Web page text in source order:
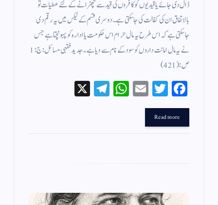
ڈال دی جائے یا قیدیوں کو کافروں کی قید سے چھڑانے کے لئے عطیات تو
بالاتفاق ان کی کفالت کی جا سکتی ہے ۔ دوسری قسم کے ٹیکس میں یہ رقم دی
جاسکتی ہے کہ اس طرح یہ مال حرام اس حکومت یا ادارہ کو پہونچتا ہے جس
نے یہ مال امانت داروں کو سود کے نام سے دیا ہے ۔ جدید فقہی مسائل : ج : 1
ص: (421 )
Fa
ce
bo
ok
T
wi
r
E
m
W
ha
Te
le
Read more